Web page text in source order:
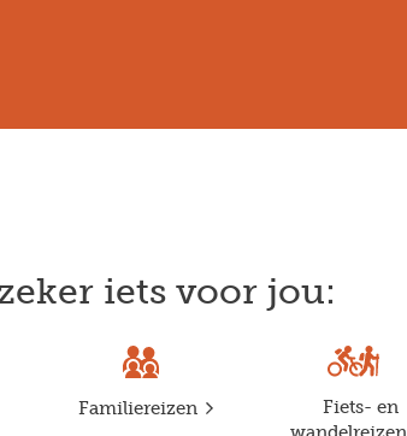
iets voor jou:
Familiereizen
Fiets- en